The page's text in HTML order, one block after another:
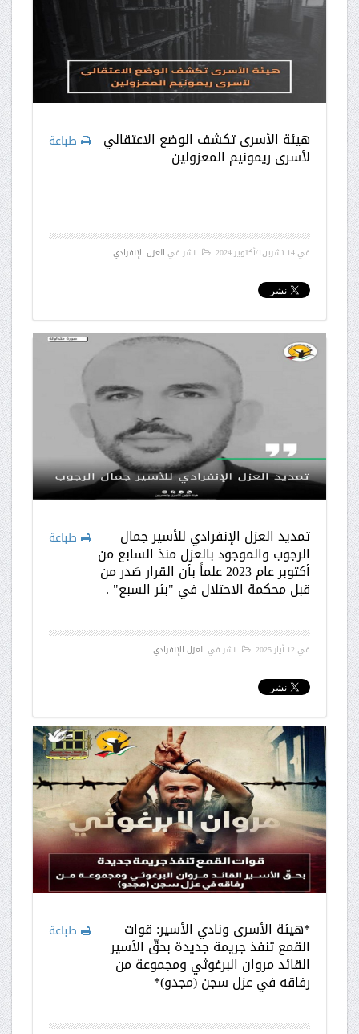
طباعة هيئة الأسرى تكشف الوضع الاعتقالي
لأسرى ريمونيم المعزولين
في14 تشرين1/أكتوير 2024 . نشر في العزل الإنفرادي
طباعة تمديد العزل الإنفرادي للأسير جمال
الرجوب والموجود بالعزل منذ السابع من
أكتوبر عام 2023 علماً بأن القرار صَدر من
قبل محكمة الاحتلال في "بئر السبع" .
في12 أيار 2025 . نشر في العزل الإنفرادي
طباعة *هيئة الأسرى ونادي الأسير: قوات
القمع تنفذ جريمة جديدة بحقّ الأسير
القائد مروان البرغوثي ومجموعة من
رفاقه في عزل سجن (مجدو)*